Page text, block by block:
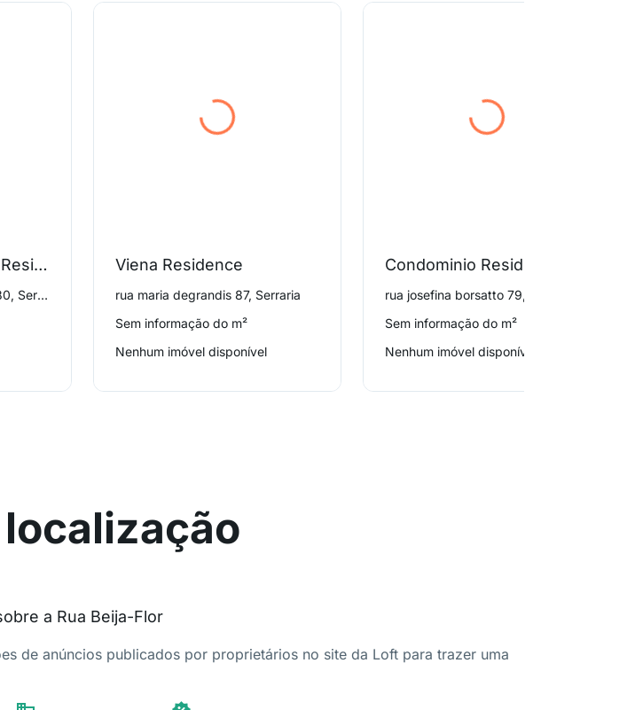
Condominio Edificio Residencial Araucaria
rua afrísio de senna vaz 580, Serraria
Viena Residence
rua maria degrandis 87, Serraria
Sem informação do m²
Nenhum imóvel disponível
rua josefina borsatto 79, Serraria
Sem informação do m²
Nenhum imóvel disponível
a Rua Beija-Flor
de anúncios publicados por proprietários no site da Loft para trazer uma